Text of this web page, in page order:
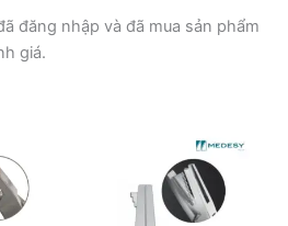
đăng nhập và đã mua sản phẩm
giá.